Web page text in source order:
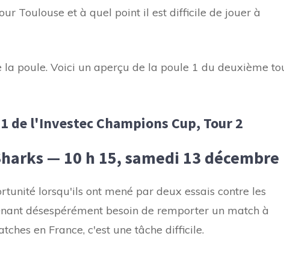
Toulouse et à quel point il est difficile de jouer à
la poule. Voici un aperçu de la poule 1 du deuxième
de l'Investec Champions Cup, Tour 2
— 10 h 15, samedi 13 décembre
lorsqu'ils ont mené par deux essais contre les
désespérément besoin de remporter un match à
en France, c'est une tâche difficile.